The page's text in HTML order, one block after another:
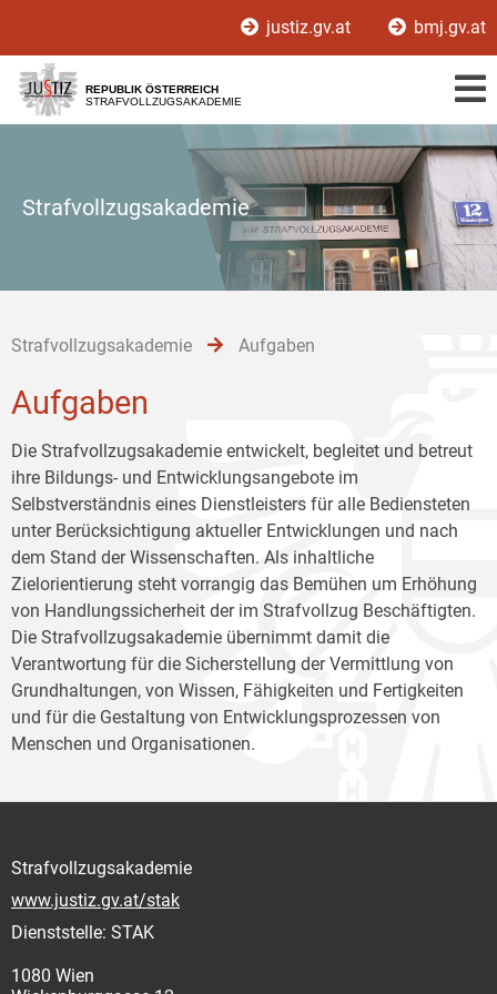
[1]
[2]
[3]
justiz.gv.at bmj.gv.at
REPUBLIK ÖSTERREICH
STRAFVOLLZUGSAKADEMIE
Strafvollzugsakademie
Strafvollzugsakademie Aufgaben
Aufgaben
Die Strafvollzugsakademie entwickelt, begleitet und betreut
ihre Bildungs- und Entwicklungsangebote im
Selbstverständnis eines Dienstleisters für alle Bediensteten
unter Berücksichtigung aktueller Entwicklungen und nach
dem Stand der Wissenschaften. Als inhaltliche
Zielorientierung steht vorrangig das Bemühen um Erhöhung
von Handlungssicherheit der im Strafvollzug Beschäftigten.
Die Strafvollzugsakademie übernimmt damit die
Verantwortung für die Sicherstellung der Vermittlung von
Grundhaltungen, von Wissen, Fähigkeiten und Fertigkeiten
und für die Gestaltung von Entwicklungsprozessen von
Menschen und Organisationen.
Strafvollzugsakademie
www.justiz.gv.at/stak
Dienststelle: STAK
1080 Wien